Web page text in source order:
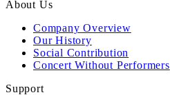
About Us
Company Overview
Our History
Social Contribution
Concert Without Performers
Support